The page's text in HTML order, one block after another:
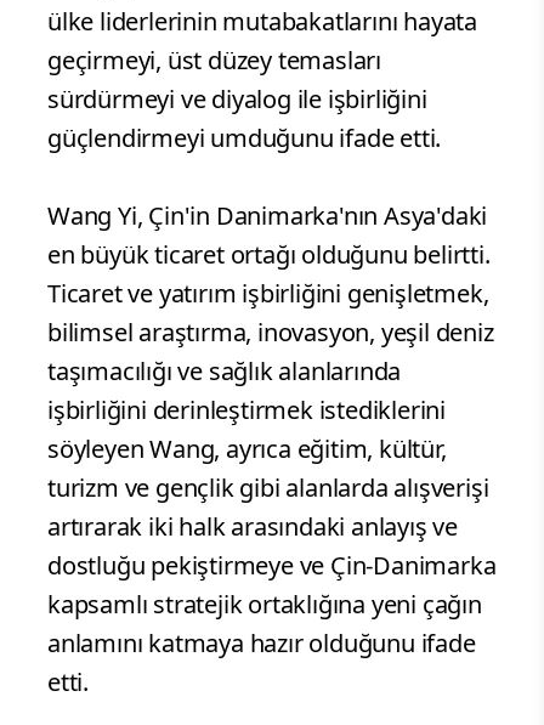
ülke liderlerinin mutabakatlarını hayata
geçirmeyi, üst düzey temasları
sürdürmeyi ve diyalog ile işbirliğini
güçlendirmeyi umduğunu ifade etti.
Wang Yi, Çin'in Danimarka'nın Asya'daki
en büyük ticaret ortağı olduğunu belirtti.
Ticaret ve yatırım işbirliğini genişletmek,
bilimsel araştırma, inovasyon, yeşil deniz
taşımacılığı ve sağlık alanlarında
işbirliğini derinleştirmek istediklerini
söyleyen Wang, ayrıca eğitim, kültür,
turizm ve gençlik gibi alanlarda alışverişi
artırarak iki halk arasındaki anlayış ve
dostluğu pekiştirmeye ve Çin-Danimarka
kapsamlı stratejik ortaklığına yeni çağın
anlamını katmaya hazır olduğunu ifade
etti.